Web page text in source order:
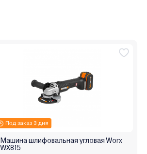
Под заказ 3 дня
Машина шлифовальная угловая Worx
WX815